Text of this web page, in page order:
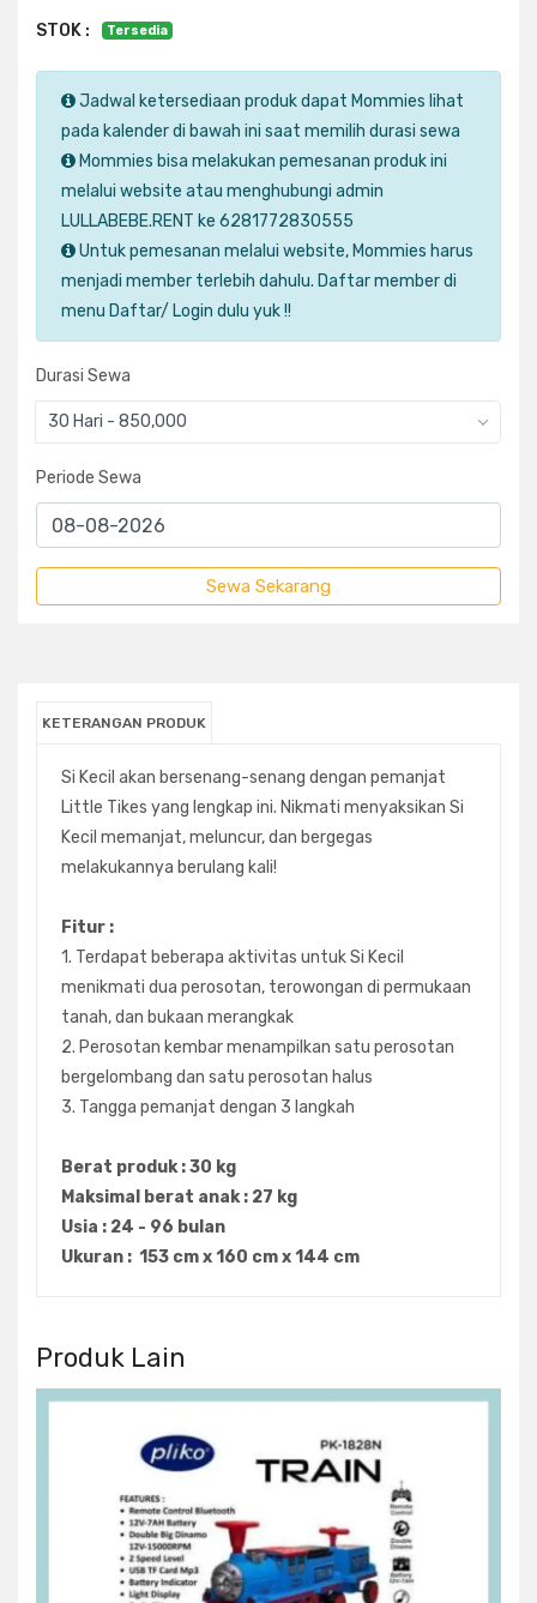
STOK : Tersedia
Jadwal ketersediaan produk dapat Mommies lihat
pada kalender di bawah ini saat memilih durasi sewa
Mommies bisa melakukan pemesanan produk ini
melalui website atau menghubungi admin
LULLABEBE.RENT ke 6281772830555
Untuk pemesanan melalui website, Mommies harus
menjadi member terlebih dahulu. Daftar member di
menu Daftar/ Login dulu yuk !!
Durasi Sewa
30 Hari - 850,000
Periode Sewa
KETERANGAN PRODUK
Si Kecil akan bersenang-senang dengan pemanjat
Little Tikes yang lengkap ini. Nikmati menyaksikan Si
Kecil memanjat, meluncur, dan bergegas
melakukannya berulang kali!
Fitur :
1. Terdapat beberapa aktivitas untuk Si Kecil
menikmati dua perosotan, terowongan di permukaan
tanah, dan bukaan merangkak
2. Perosotan kembar menampilkan satu perosotan
bergelombang dan satu perosotan halus
3. Tangga pemanjat dengan 3 langkah
Berat produk : 30 kg
Maksimal berat anak : 27 kg
Usia : 24 - 96 bulan
Ukuran : 153 cm x 160 cm x 144 cm
Produk Lain